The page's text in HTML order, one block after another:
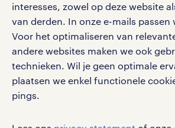
interesses, zowel op deze website
van derden. In onze e-mails passen
Voor het optimaliseren van
andere websites maken we ook
technieken. Wil je geen optimale
plaatsen we enkel functionele
pings.
werken bij randstad
gebruikersvoorwaarden
privacystatement
cookies
disclaimer
sitemap